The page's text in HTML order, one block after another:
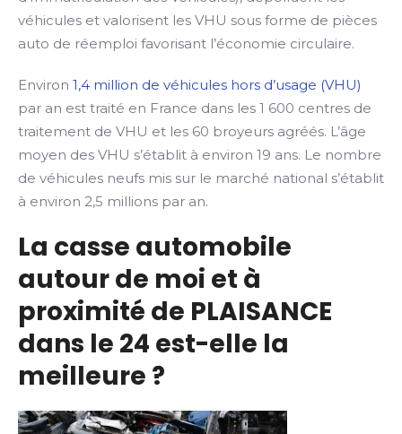
véhicules et valorisent les VHU sous forme de pièces
auto de réemploi favorisant l’économie circulaire.
Environ 1,4 million de véhicules hors d’usage (VHU)
par an est traité en France dans les 1 600 centres de
traitement de VHU et les 60 broyeurs agréés. L’âge
moyen des VHU s’établit à environ 19 ans. Le nombre
de véhicules neufs mis sur le marché national s’établit
à environ 2,5 millions par an.
La casse automobile
autour de moi et à
proximité de PLAISANCE
dans le 24 est-elle la
meilleure ?